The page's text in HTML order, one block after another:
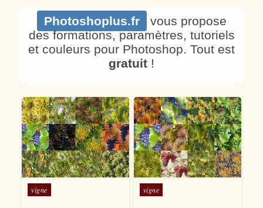
Photoshoplus.fr
vous propose
des formations, paramètres, tutoriels
et couleurs pour Photoshop. Tout est
gratuit !
Posté dans
vigne Posté dans
vigne